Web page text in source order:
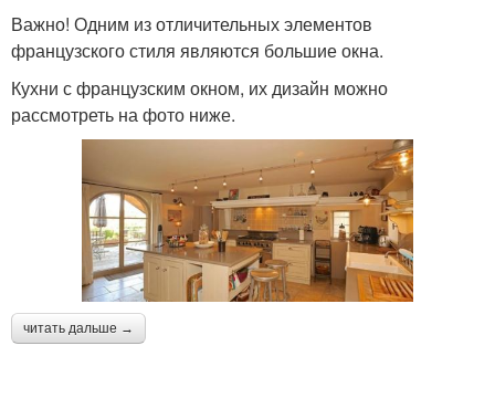
Важно! Одним из отличительных элементов
французского стиля являются большие окна.
Кухни с французским окном, их дизайн можно
рассмотреть на фото ниже.
читать дальше →